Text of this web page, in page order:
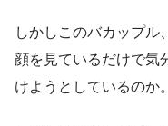
しかしこのバカップル
顔を見ているだけで
けようとしているのか。